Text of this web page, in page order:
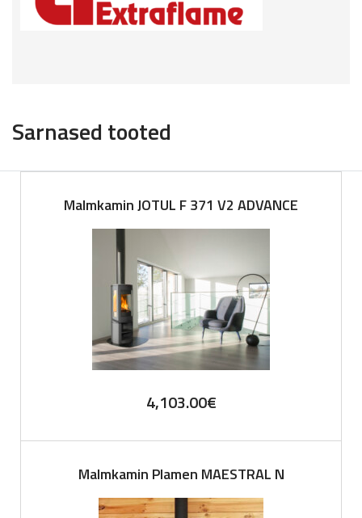
Sarnased tooted
Malmkamin JOTUL F 371 V2 ADVANCE
4,103.00€
Malmkamin Plamen MAESTRAL N